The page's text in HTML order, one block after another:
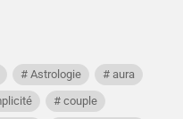
Astrologie
aura
couple